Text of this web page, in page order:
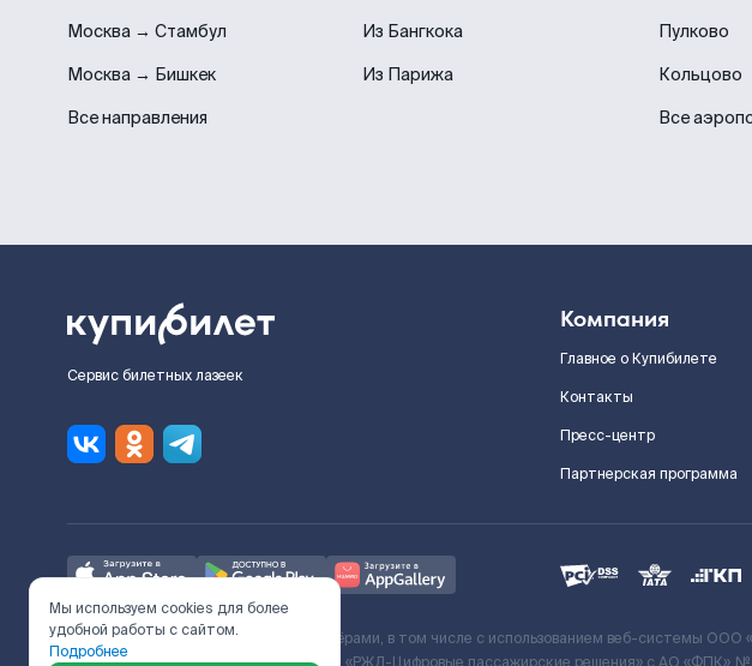
Москва → Стамбул
Москва → Бишкек
Все направления
Из Бангкока
Из Парижа
Пулково
Кольцово
Все
Сервис билетных лазеек
Компания
Главное о Купибилете
Контакты
Пресс-центр
Партнерская программа
Ж/Д билеты предоставляются партнёрами, в том числе с использованием веб-системы
Мы используем cookies для более
удобной работы с сайтом.
Подробнее